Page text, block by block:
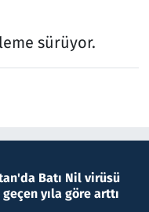
sürüyor.
Batı Nil virüsü
yıla göre arttı